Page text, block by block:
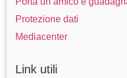
Protezione dati
Mediacenter
Link utili